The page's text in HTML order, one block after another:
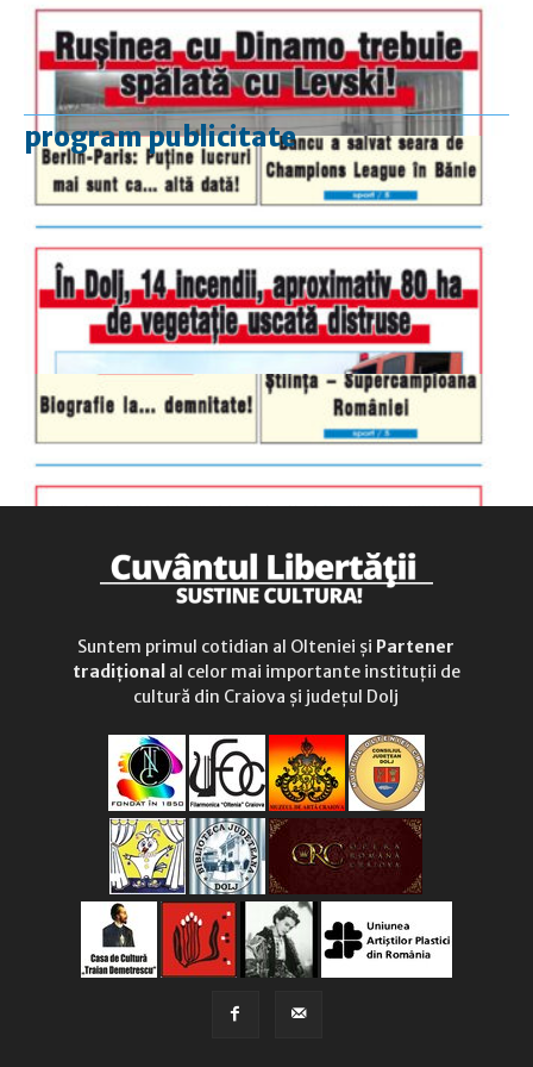
program publicitate
luni-vineri
9.00 - 17.00
duminică
9.00 - 12.00
Suntem primul cotidian al Olteniei și Partener
tradițional al celor mai importante instituții de
cultură din Craiova și județul Dolj